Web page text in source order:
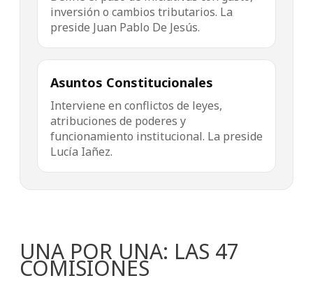
inversión o cambios tributarios. La
preside Juan Pablo De Jesús.
Asuntos Constitucionales
Interviene en conflictos de leyes,
atribuciones de poderes y
funcionamiento institucional. La preside
Lucía Iañez.
UNA POR UNA: LAS 47
COMISIONES